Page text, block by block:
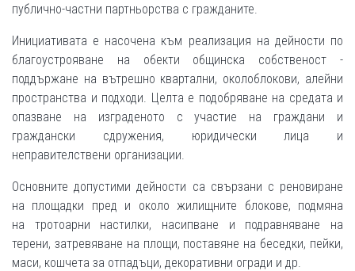
публично-частни партньорства с гражданите.
Инициативата е насочена към реализация на дейности по
благоустрояване на обекти общинска собственост -
поддържане на вътрешно квартални, околоблокови, алейни
пространства и подходи. Целта е подобряване на средата и
опазване на изграденото с участие на граждани и
граждански сдружения, юридически лица и
неправителствени организации.
Основните допустими дейности са свързани с реновиране
на площадки пред и около жилищните блокове, подмяна
на тротоарни настилки, насипване и подравняване на
терени, затревяване на площи, поставяне на беседки, пейки,
маси, кошчета за отпадъци, декоративни огради и др.